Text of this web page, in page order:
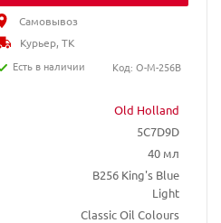
Old Holland
5C7D9D
40 мл
B256 King's Blue
Light
Classic Oil Colours
Самовывоз
Курьер, ТК
Есть в наличии
Код: O-M-256B